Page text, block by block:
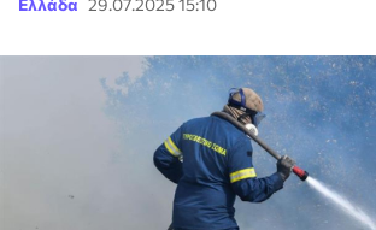
Ελλάδα 29.07.2025 15:10